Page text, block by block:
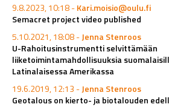
9.8.2023, 10:18 -Kari.moisio@oulu.fi
Semacret project video published
5.10.2021, 18:08 -Jenna Stenroos
U-Rahoitusinstrumentti selvittämään
liiketoimintamahdollisuuksia
Latinalaisessa Amerikassa
19.6.2019, 12:13 -Jenna Stenroos
Geotalous on kierto- ja biotalouden